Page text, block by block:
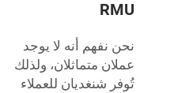
RMU
نحن نفهم أنه لا يوجد
عملان متماثلان، ولذلك
تُوفر شنغديان للعملاء